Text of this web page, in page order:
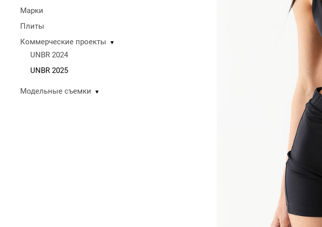
Марки
Плиты
Коммерческие проекты
▼
UNBR 2024
UNBR 2025
Модельные съемки ▼